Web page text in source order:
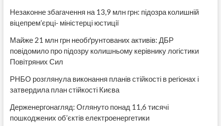
Незаконне збагачення на 13,9 млн грн: підозра колишній
віцепрем’єрці- міністерці юстиції
Майже 21 млн грн необґрунтованих активів: ДБР
повідомило про підозру колишньому керівнику логістики
Повітряних Сил
РНБО розглянула виконання планів стійкості в регіонах і
затвердила план стійкості Києва
Держенергонагляд: Оглянуто понад 11,6 тисячі
пошкоджених об’єктів електроенергетики